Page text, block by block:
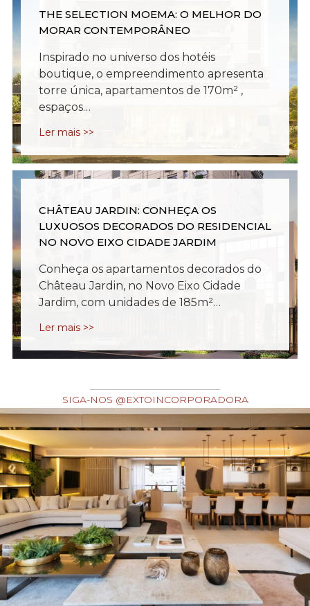
THE SELECTION MOEMA: O MELHOR DO
MORAR CONTEMPORÂNEO
Inspirado no universo dos hotéis
boutique, o empreendimento apresenta
torre única, apartamentos de 170m² ,
espaços…
Ler mais >>
CHÂTEAU JARDIN: CONHEÇA OS
LUXUOSOS DECORADOS DO RESIDENCIAL
NO NOVO EIXO CIDADE JARDIM
Conheça os apartamentos decorados do
Château Jardin, no Novo Eixo Cidade
Jardim, com unidades de 185m²…
Ler mais >>
SIGA-NOS @EXTOINCORPORADORA